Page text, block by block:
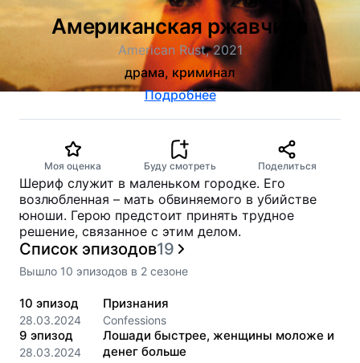
Американская ржавчина
American Rust, 2021
драма, криминал
Подробнее
Моя оценка Буду смотреть Поделиться
Шериф служит в маленьком городке. Его
возлюбленная – мать обвиняемого в убийстве
юноши. Герою предстоит принять трудное
решение, связанное с этим делом.
Список эпизодов19
Вышло 10 эпизодов в 2 сезоне
10 эпизод
28.03.2024
Признания
Confessions
9 эпизод
28.03.2024
Лошади быстрее, женщины моложе и
денег больше